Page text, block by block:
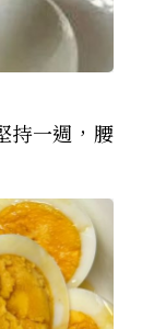
持一週，腰